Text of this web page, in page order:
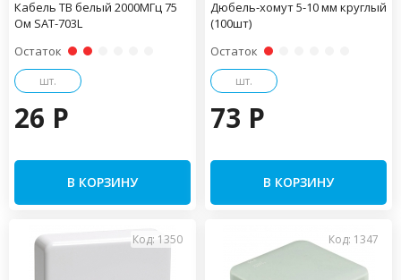
Кабель ТВ белый 2000МГц 75
Ом SAT-703L
Остаток
шт.
26 P
В КОРЗИНУ
Дюбель-хомут 5-10 мм круглый
(100шт)
Остаток
шт.
73 P
В КОРЗИНУ
Код: 1350 Код: 1347